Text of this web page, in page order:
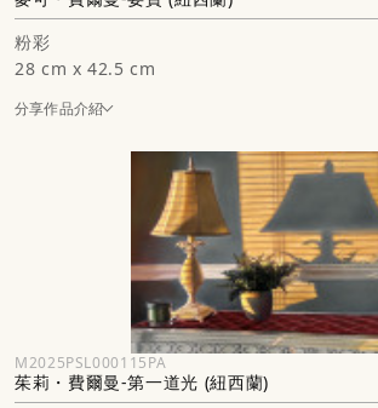
粉彩
28 cm x 42.5 cm
分享作品介紹
M2025PSL000115PA
茱莉・費爾曼-第一道光 (紐西蘭)